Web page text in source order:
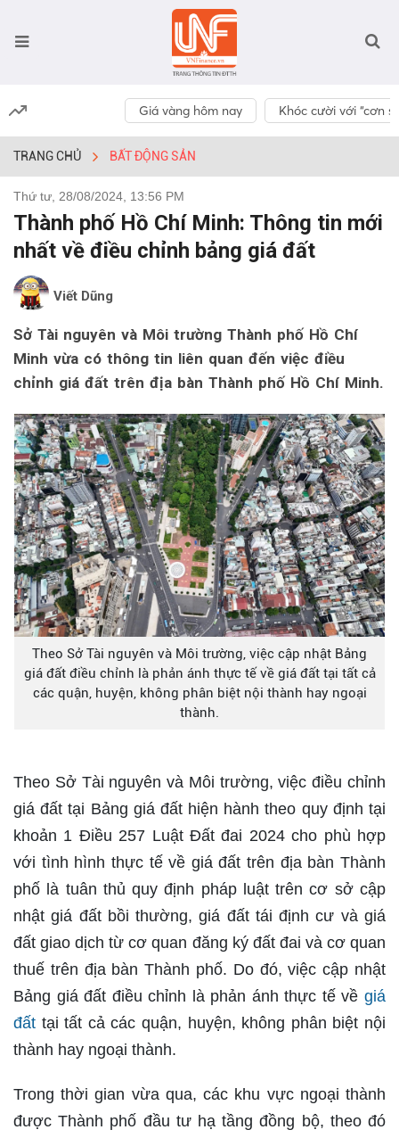
Giá vàng hôm nay Khóc cười với “cơn
TRANG CHỦ BẤT ĐỘNG SẢN
Thứ tư, 28/08/2024, 13:56 PM
Thành phố Hồ Chí Minh: Thông tin mới
nhất về điều chỉnh bảng giá đất
Viết Dũng
Sở Tài nguyên và Môi trường Thành phố Hồ Chí
Minh vừa có thông tin liên quan đến việc điều
chỉnh giá đất trên địa bàn Thành phố Hồ Chí Minh.
Theo Sở Tài nguyên và Môi trường, việc cập nhật Bảng
giá đất điều chỉnh là phản ánh thực tế về giá đất tại tất cả
các quận, huyện, không phân biệt nội thành hay ngoại
thành.
Theo Sở Tài nguyên và Môi trường, việc điều chỉnh
giá đất tại Bảng giá đất hiện hành theo quy định tại
khoản 1 Điều 257 Luật Đất đai 2024 cho phù hợp
với tình hình thực tế về giá đất trên địa bàn Thành
phố là tuân thủ quy định pháp luật trên cơ sở cập
nhật giá đất bồi thường, giá đất tái định cư và giá
đất giao dịch từ cơ quan đăng ký đất đai và cơ quan
thuế trên địa bàn Thành phố. Do đó, việc cập nhật
Bảng giá đất điều chỉnh là phản ánh thực tế về giá
đất tại tất cả các quận, huyện, không phân biệt nội
thành hay ngoại thành.
Trong thời gian vừa qua, các khu vực ngoại thành
được Thành phố đầu tư hạ tầng đồng bộ, theo đó